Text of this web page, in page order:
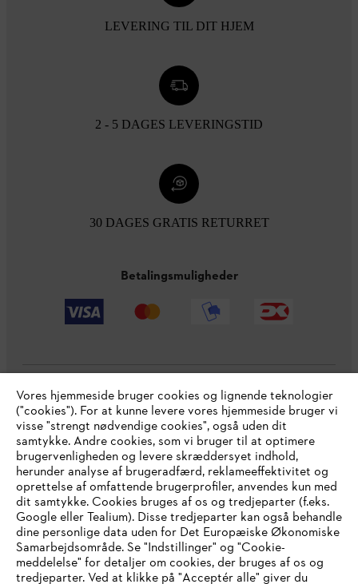
LEVERING TIL DIT HJEM
2 - 5 DAGES LEVERINGSTID
30 DAGES GRATIS RETURRET
Betalingsmuligheder
Virksomheden
STIHL FAQ
Service
IHR BROWSER WIRD NICHT
Vores hjemmeside bruger cookies og lignende teknologier
("cookies"). For at kunne levere vores hjemmeside bruger vi
visse "strengt nødvendige cookies", også uden dit
samtykke. Andre cookies, som vi bruger til at optimere
brugervenligheden og levere skræddersyet indhold,
herunder analyse af brugeradfærd, reklameeffektivitet og
oprettelse af omfattende brugerprofiler, anvendes kun med
dit samtykke. Cookies bruges af os og tredjeparter (f.eks.
Google eller Tealium). Disse tredjeparter kan også behandle
dine personlige data uden for Det Europæiske Økonomiske
Samarbejdsområde. Se "Indstillinger" og "Cookie-
meddelelse" for detaljer om cookies, der bruges af os og
tredjeparter. Ved at klikke på "Acceptér alle" giver du